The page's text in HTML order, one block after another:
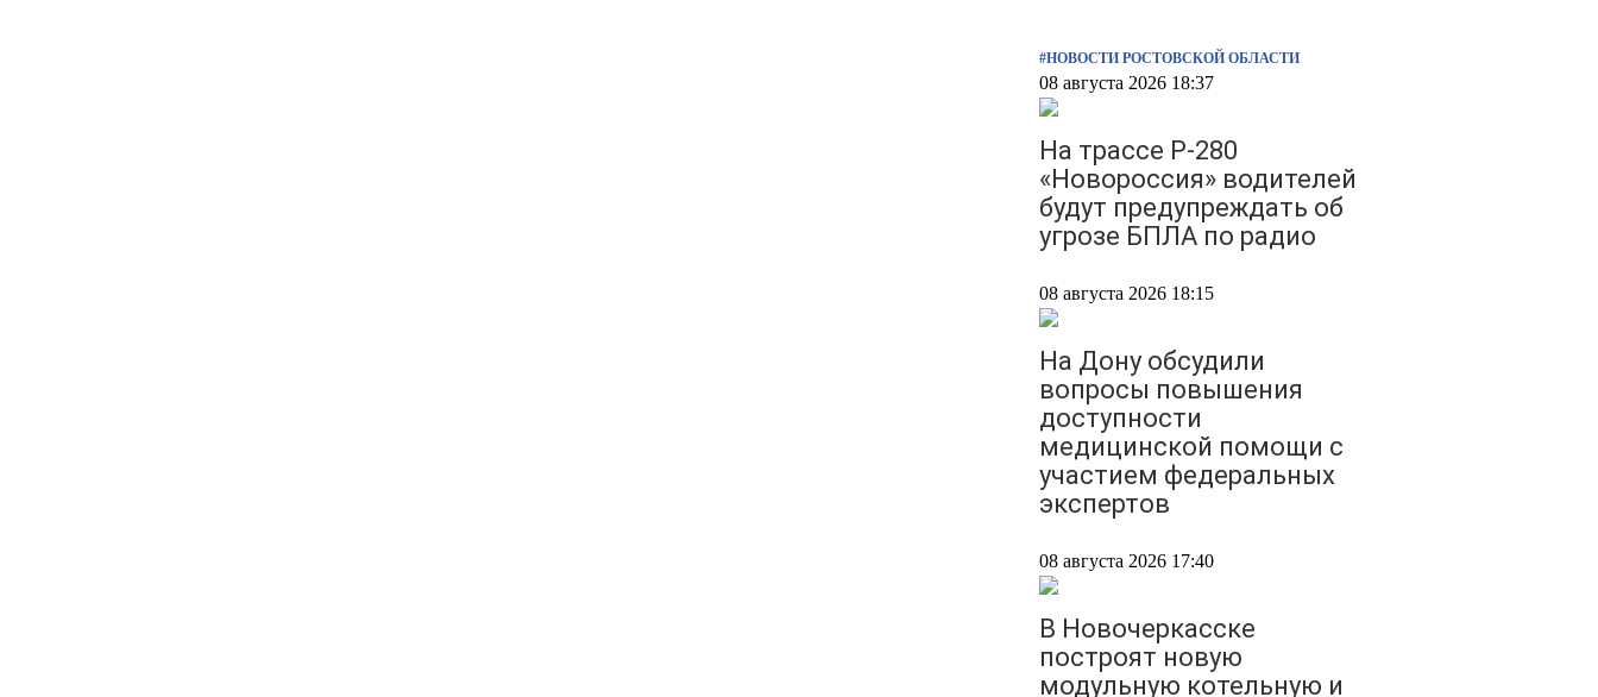
#НОВОСТИ РОСТОВСКОЙ ОБЛАСТИ
08 августа 2026 18:37
На трассе Р-280
«Новороссия» водителей
будут предупреждать об
угрозе БПЛА по радио
08 августа 2026 18:15
На Дону обсудили
вопросы повышения
доступности
медицинской помощи с
участием федеральных
экспертов
08 августа 2026 17:40
В Новочеркасске
построят новую
модульную котельную и